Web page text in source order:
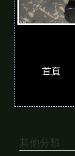
首頁
其他分類